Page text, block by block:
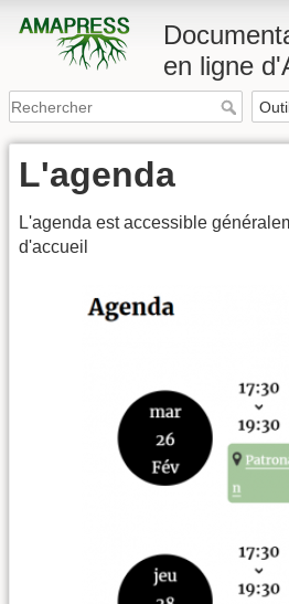
en ligne
L'agenda
L'agenda est accessible
d'accueil